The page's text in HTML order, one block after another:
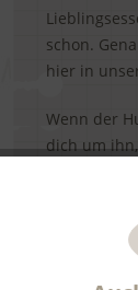
schon.
hier in
Wenn der
dich um
beim
Am besten
was ihm